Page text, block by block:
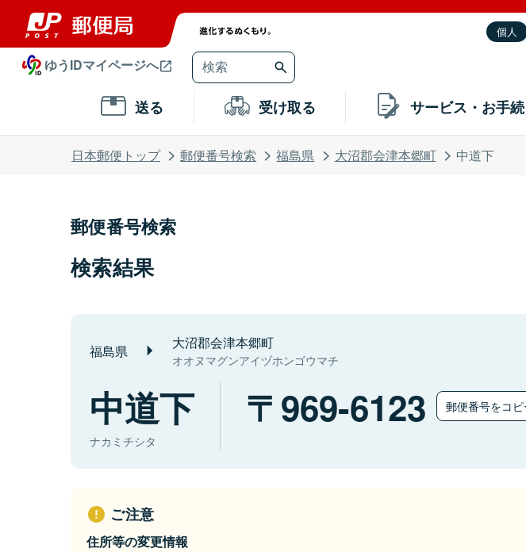
個人
ゆうIDマイページへ
送る 受け取る サービス・お手
日本郵便トップ 郵便番号検索 福島県 大沼郡会津本郷町 中道下
郵便番号検索
検索結果
福島県 大沼郡会津本郷町
オオヌマグンアイヅホンゴウマチ
中道下
ナカミチシタ
969-6123 郵便番号をコ
ご注意
住所等の変更情報